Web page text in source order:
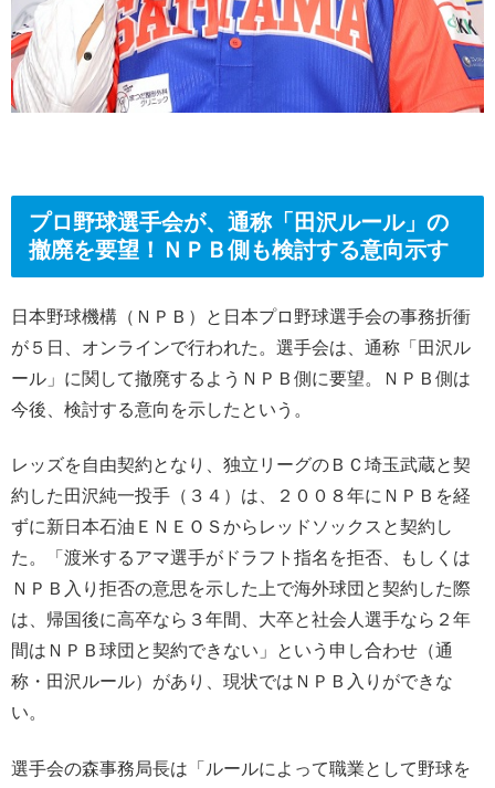
プロ野球選手会が、通称「田沢ルール」の
撤廃を要望！ＮＰＢ側も検討する意向示す
日本野球機構（ＮＰＢ）と日本プロ野球選手会の事務折衝
が５日、オンラインで行われた。選手会は、通称「田沢ル
ール」に関して撤廃するようＮＰＢ側に要望。ＮＰＢ側は
今後、検討する意向を示したという。
レッズを自由契約となり、独立リーグのＢＣ埼玉武蔵と契
約した田沢純一投手（３４）は、２００８年にＮＰＢを経
ずに新日本石油ＥＮＥＯＳからレッドソックスと契約し
た。「渡米するアマ選手がドラフト指名を拒否、もしくは
ＮＰＢ入り拒否の意思を示した上で海外球団と契約した際
は、帰国後に高卒なら３年間、大卒と社会人選手なら２年
間はＮＰＢ球団と契約できない」という申し合わせ（通
称・田沢ルール）があり、現状ではＮＰＢ入りができな
い。
選手会の森事務局長は「ルールによって職業として野球を